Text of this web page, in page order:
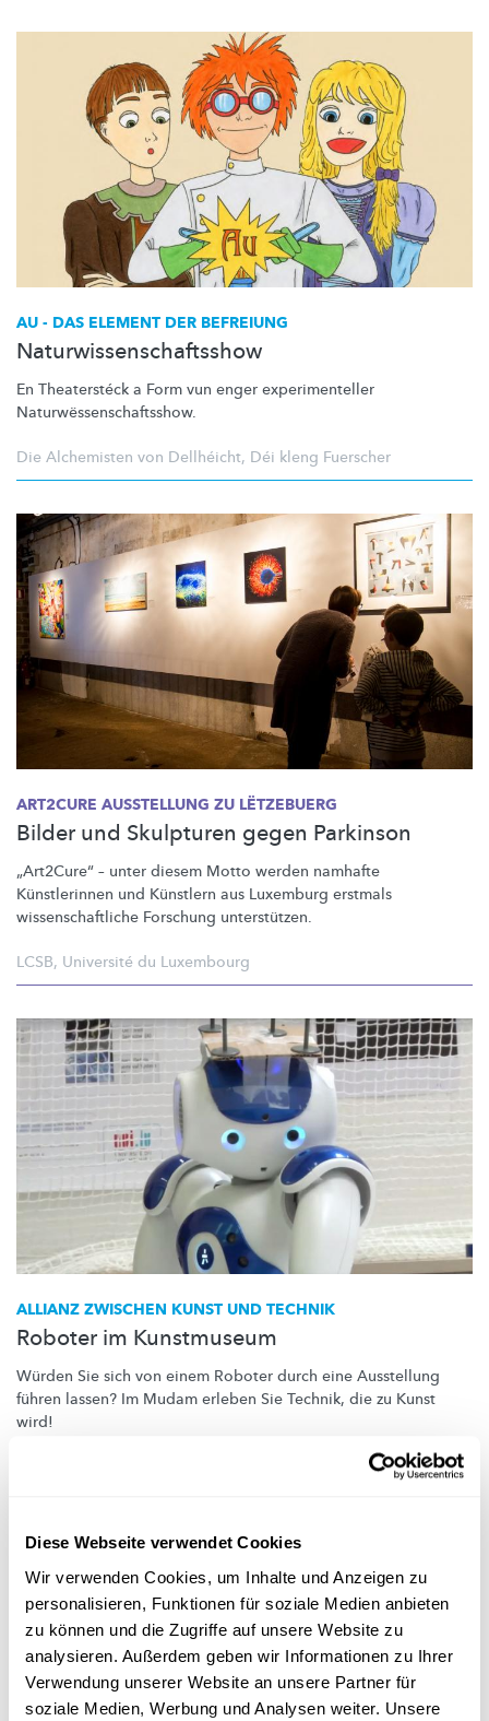
Diese Webseite verwendet Cookies
Wir verwenden Cookies, um Inhalte und Anzeigen zu
personalisieren, Funktionen für soziale Medien anbieten
zu können und die Zugriffe auf unsere Website zu
analysieren. Außerdem geben wir Informationen zu Ihrer
Verwendung unserer Website an unsere Partner für
soziale Medien, Werbung und Analysen weiter. Unsere
AU - DAS ELEMENT DER BEFREIUNG
Naturwissenschaftsshow
En Theaterstéck a Form vun enger experimenteller
Naturwëssenschaftsshow.
Die Alchemisten von Dellhéicht, Déi kleng Fuerscher
ART2CURE AUSSTELLUNG ZU LËTZEBUERG
Bilder und Skulpturen gegen Parkinson
„Art2Cure“ – unter diesem Motto werden namhafte
Künstlerinnen und Künstlern aus Luxemburg erstmals
wissenschaftliche Forschung unterstützen.
LCSB, Université du Luxembourg
ALLIANZ ZWISCHEN KUNST UND TECHNIK
Roboter im Kunstmuseum
Würden Sie sich von einem Roboter durch eine Ausstellung
führen lassen? Im Mudam erleben Sie Technik, die zu Kunst
wird!